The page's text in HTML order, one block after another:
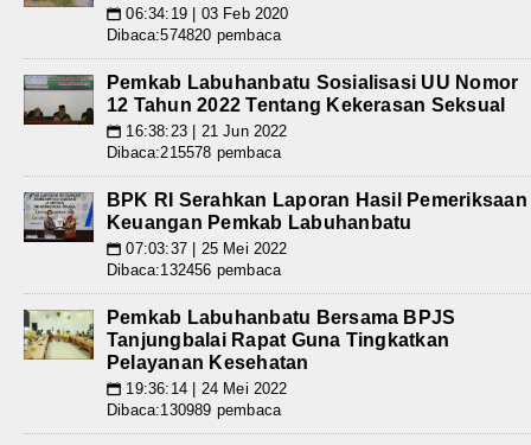
📅 06:34:19 | 03 Feb 2020
Dibaca:574820 pembaca
Pemkab Labuhanbatu Sosialisasi UU Nomor
12 Tahun 2022 Tentang Kekerasan Seksual
📅 16:38:23 | 21 Jun 2022
Dibaca:215578 pembaca
BPK RI Serahkan Laporan Hasil Pemeriksaan
Keuangan Pemkab Labuhanbatu
📅 07:03:37 | 25 Mei 2022
Dibaca:132456 pembaca
Pemkab Labuhanbatu Bersama BPJS
Tanjungbalai Rapat Guna Tingkatkan
Pelayanan Kesehatan
📅 19:36:14 | 24 Mei 2022
Dibaca:130989 pembaca